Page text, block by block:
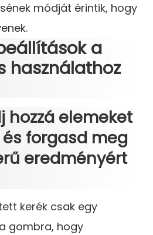
módját érintik, hogy
a
használathoz
hozzá elemeket
forgasd meg
eredményért
kerék csak egy
gombra, hogy